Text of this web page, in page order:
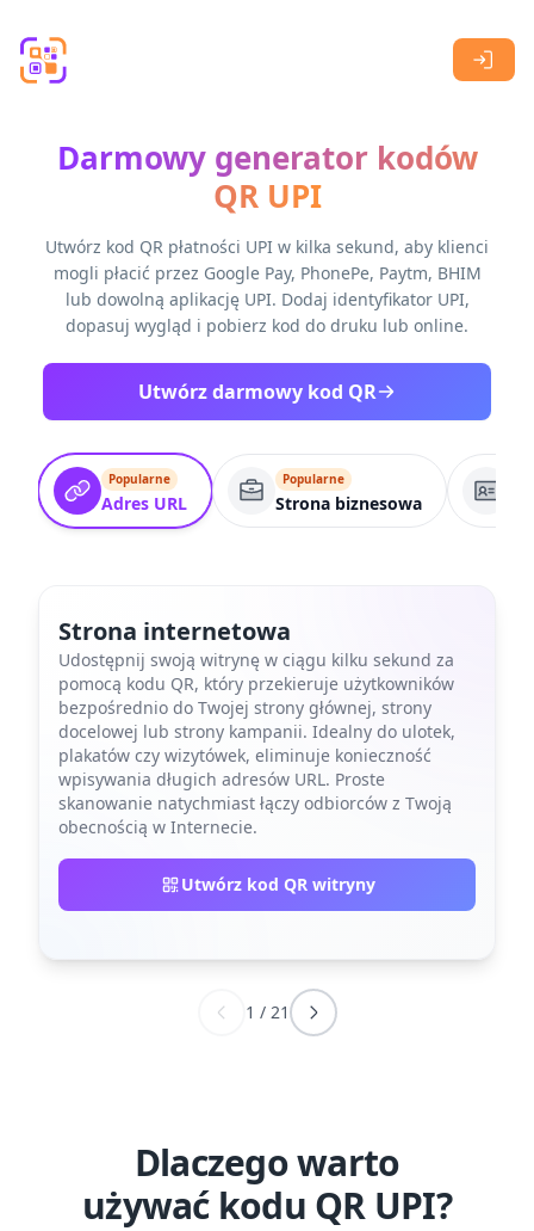
Darmowy generator kodów
QR UPI
Utwórz kod QR płatności UPI w kilka sekund, aby klienci
mogli płacić przez Google Pay, PhonePe, Paytm, BHIM
lub dowolną aplikację UPI. Dodaj identyfikator UPI,
dopasuj wygląd i pobierz kod do druku lub online.
Utwórz darmowy kod QR
Popularne
Adres URL
Popularne
Strona biznesowa
Strona internetowa
Udostępnij swoją witrynę w ciągu kilku sekund za
pomocą kodu QR, który przekieruje użytkowników
bezpośrednio do Twojej strony głównej, strony
docelowej lub strony kampanii. Idealny do ulotek,
plakatów czy wizytówek, eliminuje konieczność
wpisywania długich adresów URL. Proste
skanowanie natychmiast łączy odbiorców z Twoją
obecnością w Internecie.
Utwórz kod QR witryny
1 / 21
Dlaczego warto
używać kodu QR UPI?